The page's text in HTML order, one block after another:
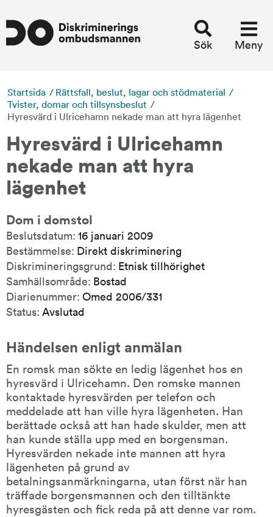
Sök Meny
Startsida / Rättsfall, beslut, lagar och stödmaterial /
Tvister, domar och tillsynsbeslut /
Hyresvärd i Ulricehamn nekade man att hyra lägenhet
Hyresvärd i Ulricehamn
nekade man att hyra
lägenhet
Dom i domstol
Beslutsdatum: 16 januari 2009
Bestämmelse: Direkt diskriminering
Diskrimineringsgrund: Etnisk tillhörighet
Samhällsområde: Bostad
Diarienummer: Omed 2006/331
Status: Avslutad
Händelsen enligt anmälan
En romsk man sökte en ledig lägenhet hos en
hyresvärd i Ulricehamn. Den romske mannen
kontaktade hyresvärden per telefon och
meddelade att han ville hyra lägenheten. Han
berättade också att han hade skulder, men att
han kunde ställa upp med en borgensman.
Hyresvärden nekade inte mannen att hyra
lägenheten på grund av
betalningsanmärkningarna, utan först när han
träffade borgensmannen och den tilltänkte
hyresgästen och fick reda på att denne var rom.